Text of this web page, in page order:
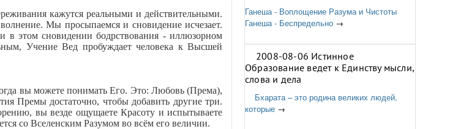
кажутся реальными и действительными.
Мы просыпаемся и сновидение исчезает.
этом сновидении бодрствования - иллюзорном
Учение Вед пробуждает человека к Высшей
вы можете понимать Его. Это: Любовь (Према),
Премы достаточно, чтобы добавить другие три.
вы везде ощущаете Красоту и испытываете
со Вселенским Разумом во всём его величии.
Ганеша - Воплощение Разума и Чистоты
Ганеша - Беспредельно →
2008-08-06 Истинное
Образование ведет к Единству мысли,
слова и дела
Бхарата – это родина великих людей,
которые →